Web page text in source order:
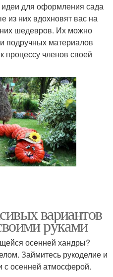
для оформления сада
из них вдохновят вас на
шедевров. Их можно
подручных материалов
процессу членов своей
вариантов
руками
осенней хандры?
Займитесь рукоделие и
с осенней атмосферой.